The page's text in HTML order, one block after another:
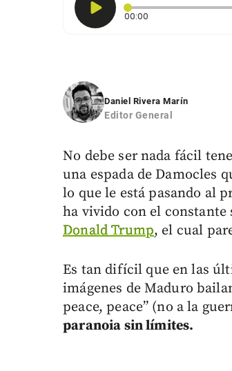
00:00
Daniel Rivera Marín
Editor General
No debe ser nada fácil
una espada de Damocles
lo que le está pasando al
ha vivido con el constante
Donald Trump, el cual
Es tan difícil que en las
imágenes de Maduro
peace, peace” (no a la
paranoia sin límites.